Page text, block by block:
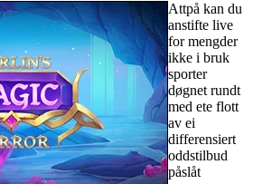
Attpå kan du
anstifte live
for mengder
ikke i bruk
sporter
døgnet rundt
med ete flott
av ei
differensiert
oddstilbud
påslåt